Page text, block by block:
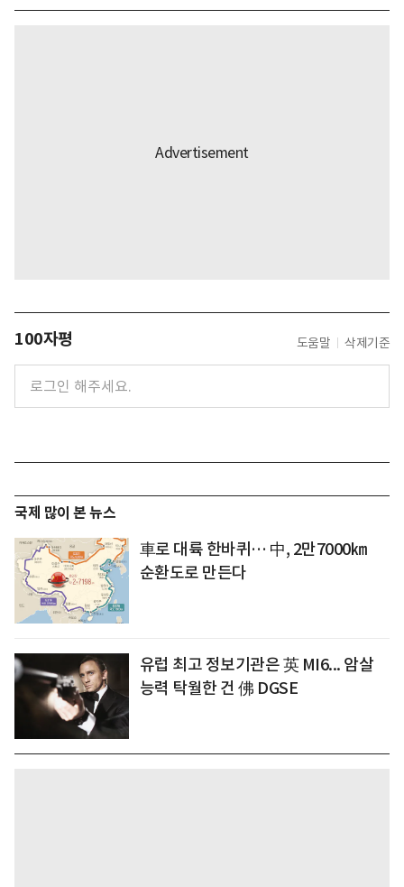
100자평 도움말 삭제기준
국제 많이 본 뉴스
車로 대륙 한바퀴… 中, 2만7000㎞
순환도로 만든다
유럽 최고 정보기관은 英 MI6... 암살
능력 탁월한 건 佛 DGSE